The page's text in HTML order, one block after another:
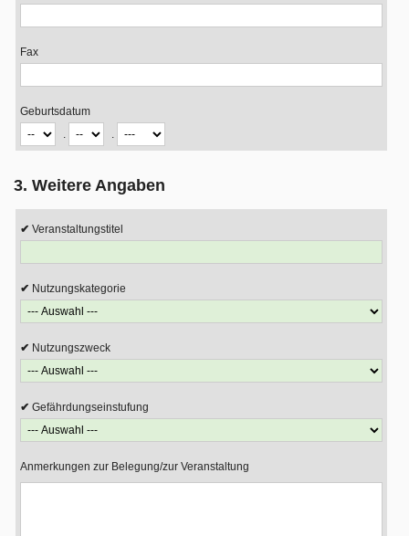
Fax
Geburtsdatum
.
.
3. Weitere Angaben
Veranstaltungstitel
Nutzungskategorie
Nutzungszweck
Gefährdungseinstufung
Anmerkungen zur Belegung/zur Veranstaltung